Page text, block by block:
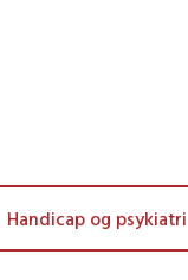
Handicap og psykiatri